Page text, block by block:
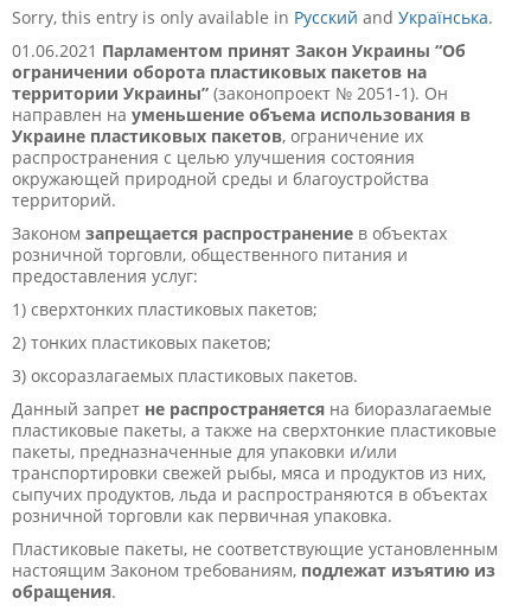
Sorry, this entry is only available in Русский and Українська.
01.06.2021 Парламентом принят Закон Украины “Об
ограничении оборота пластиковых пакетов на
территории Украины” (законопроект № 2051-1). Он
направлен на уменьшение объема использования в
Украине пластиковых пакетов, ограничение их
распространения с целью улучшения состояния
окружающей природной среды и благоустройства
территорий.
Законом запрещается распространение в объектах
розничной торговли, общественного питания и
предоставления услуг:
1) сверхтонких пластиковых пакетов;
2) тонких пластиковых пакетов;
3) оксоразлагаемых пластиковых пакетов.
Данный запрет не распространяется на биоразлагаемые
пластиковые пакеты, а также на сверхтонкие пластиковые
пакеты, предназначенные для упаковки и/или
транспортировки свежей рыбы, мяса и продуктов из них,
сыпучих продуктов, льда и распространяются в объектах
розничной торговли как первичная упаковка.
Пластиковые пакеты, не соответствующие установленным
настоящим Законом требованиям, подлежат изъятию из
обращения.